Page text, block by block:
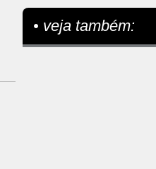
• veja também: